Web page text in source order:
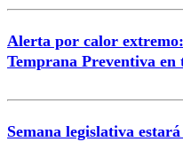
Alerta por calor
Temprana Preventiva en
Semana legislativa